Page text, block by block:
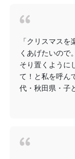
「クリスマス
くあげたいので
そり置くように
て！と私を呼ん
代・秋田県・子